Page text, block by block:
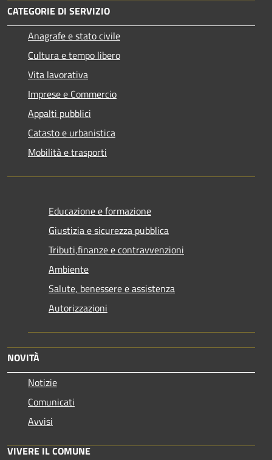
CATEGORIE DI SERVIZIO
Anagrafe e stato civile
Cultura e tempo libero
Vita lavorativa
Imprese e Commercio
Appalti pubblici
Catasto e urbanistica
Mobilità e trasporti
Educazione e formazione
Giustizia e sicurezza pubblica
Tributi,finanze e contravvenzioni
Ambiente
Salute, benessere e assistenza
Autorizzazioni
NOVITÀ
Notizie
Comunicati
Avvisi
VIVERE IL COMUNE